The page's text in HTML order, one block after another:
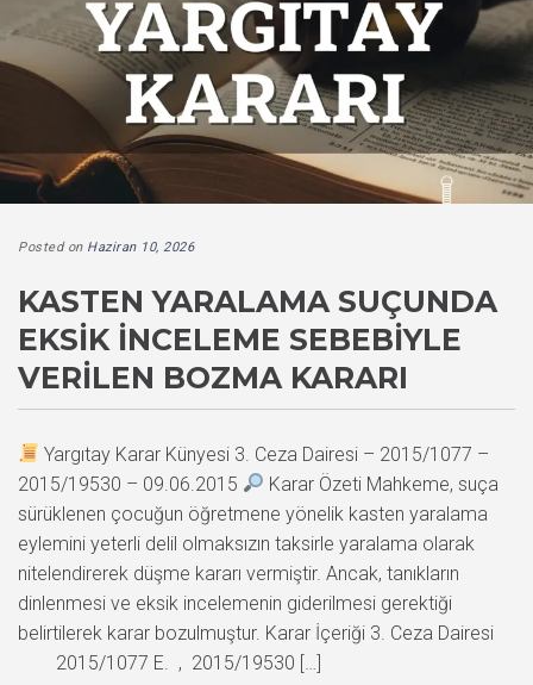
Posted on Haziran 10, 2026
KASTEN YARALAMA SUÇUNDA
EKSIK İNCELEME SEBEBIYLE
VERILEN BOZMA KARARI
Yargıtay Karar Künyesi 3. Ceza Dairesi – 2015/1077 –
2015/19530 – 09.06.2015
Karar Özeti Mahkeme, suça
sürüklenen çocuğun öğretmene yönelik kasten yaralama
eylemini yeterli delil olmaksızın taksirle yaralama olarak
nitelendirerek düşme kararı vermiştir. Ancak, tanıkların
dinlenmesi ve eksik incelemenin giderilmesi gerektiği
belirtilerek karar bozulmuştur. Karar İçeriği 3. Ceza Dairesi
2015/1077 E. , 2015/19530 […]